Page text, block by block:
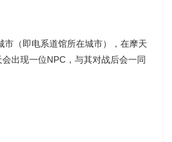
市（即电系道馆所在城市），在摩天
出现一位NPC，与其对战后会一同